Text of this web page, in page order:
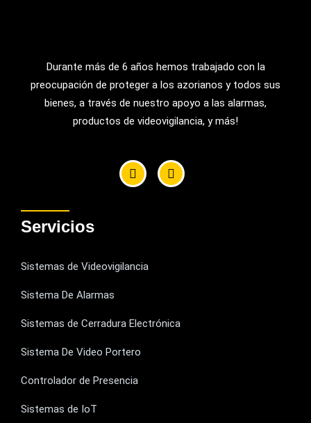
Durante más de 6 años hemos trabajado con la
preocupación de proteger a los azorianos y todos sus
bienes, a través de nuestro apoyo a las alarmas,
productos de videovigilancia, y más!
Servicios
Sistemas de Videovigilancia
Sistema De Alarmas
Sistemas de Cerradura Electrónica
Sistema De Video Portero
Controlador de Presencia
Sistemas de IoT